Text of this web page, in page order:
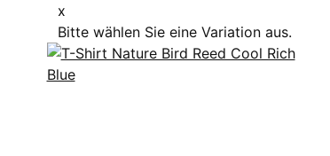
x
Bitte wählen Sie eine Variation aus.